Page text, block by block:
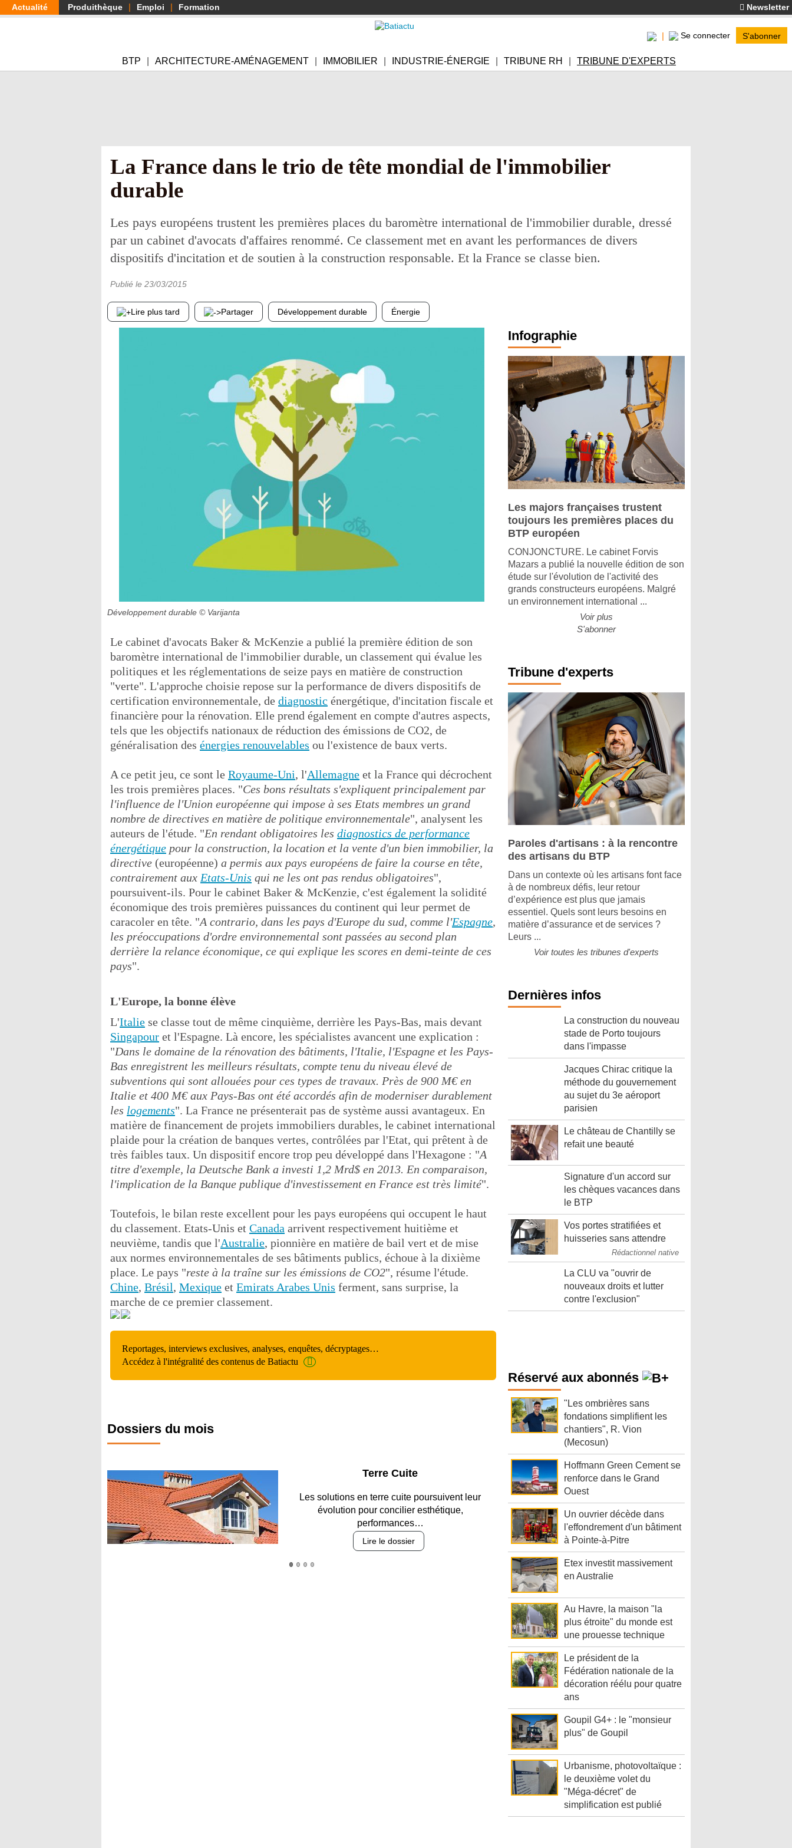
Aller
au
Actualité Produithèque Emploi Formation Newsletter
Se connecter S'abonner
BTP ARCHITECTURE-AMÉNAGEMENT IMMOBILIER INDUSTRIE-ÉNERGIE TRIBUNE RH TRIBUNE D'EXPERTS
La France dans le trio de tête mondial de l'immobilier
durable
Les pays européens trustent les premières places du baromètre international de l'immobilier durable, dressé
par un cabinet d'avocats d'affaires renommé. Ce classement met en avant les performances de divers
dispositifs d'incitation et de soutien à la construction responsable. Et la France se classe bien.
Publié le 23/03/2015
Lire plus tard Partager Développement durable Énergie
Développement durable © Varijanta
Le cabinet d'avocats Baker & McKenzie a publié la première édition de son
baromètre international de l'immobilier durable, un classement qui évalue les
politiques et les réglementations de seize pays en matière de construction
"verte". L'approche choisie repose sur la performance de divers dispositifs de
certification environnementale, de diagnostic énergétique, d'incitation fiscale et
financière pour la rénovation. Elle prend également en compte d'autres aspects,
tels que les objectifs nationaux de réduction des émissions de CO2, de
généralisation des énergies renouvelables ou l'existence de baux verts.
A ce petit jeu, ce sont le Royaume-Uni, l'Allemagne et la France qui décrochent
les trois premières places. "Ces bons résultats s'expliquent principalement par
l'influence de l'Union européenne qui impose à ses Etats membres un grand
nombre de directives en matière de politique environnementale", analysent les
auteurs de l'étude. "En rendant obligatoires les diagnostics de performance
énergétique pour la construction, la location et la vente d'un bien immobilier, la
directive (européenne) a permis aux pays européens de faire la course en tête,
contrairement aux Etats-Unis qui ne les ont pas rendus obligatoires",
poursuivent-ils. Pour le cabinet Baker & McKenzie, c'est également la solidité
économique des trois premières puissances du continent qui leur permet de
caracoler en tête. "A contrario, dans les pays d'Europe du sud, comme l'Espagne,
les préoccupations d'ordre environnemental sont passées au second plan
derrière la relance économique, ce qui explique les scores en demi-teinte de ces
pays".
L'Europe, la bonne élève
L'Italie se classe tout de même cinquième, derrière les Pays-Bas, mais devant
Singapour et l'Espagne. Là encore, les spécialistes avancent une explication :
"Dans le domaine de la rénovation des bâtiments, l'Italie, l'Espagne et les Pays-
Bas enregistrent les meilleurs résultats, compte tenu du niveau élevé de
subventions qui sont allouées pour ces types de travaux. Près de 900 M€ en
Italie et 400 M€ aux Pays-Bas ont été accordés afin de moderniser durablement
les logements". La France ne présenterait pas de système aussi avantageux. En
matière de financement de projets immobiliers durables, le cabinet international
plaide pour la création de banques vertes, contrôlées par l'Etat, qui prêtent à de
très faibles taux. Un dispositif encore trop peu développé dans l'Hexagone : "A
titre d'exemple, la Deutsche Bank a investi 1,2 Mrd$ en 2013. En comparaison,
l'implication de la Banque publique d'investissement en France est très limité".
Toutefois, le bilan reste excellent pour les pays européens qui occupent le haut
du classement. Etats-Unis et Canada arrivent respectivement huitième et
neuvième, tandis que l'Australie, pionnière en matière de bail vert et de mise
aux normes environnementales de ses bâtiments publics, échoue à la dixième
place. Le pays "reste à la traîne sur les émissions de CO2", résume l'étude.
Chine, Brésil, Mexique et Emirats Arabes Unis ferment, sans surprise, la
marche de ce premier classement.
Reportages, interviews exclusives, analyses, enquêtes, décryptages…
Accédez à l'intégralité des contenus de Batiactu
Dossiers du mois
Parking et garages
Entre circulation, sécurisation des accès, durabilité
des revêtements et intégration…
Lire le dossier
Infographie
Les majors françaises trustent
toujours les premières places du
BTP européen
CONJONCTURE. Le cabinet Forvis
Mazars a publié la nouvelle édition de son
étude sur l'évolution de l'activité des
grands constructeurs européens. Malgré
un environnement international ...
Voir plus
S'abonner
Tribune d'experts
Paroles d'artisans : à la rencontre
des artisans du BTP
Dans un contexte où les artisans font face
à de nombreux défis, leur retour
d’expérience est plus que jamais
essentiel. Quels sont leurs besoins en
matière d’assurance et de services ?
Leurs ...
Voir toutes les tribunes d'experts
Dernières infos
La construction du nouveau
stade de Porto toujours
dans l'impasse
Jacques Chirac critique la
méthode du gouvernement
au sujet du 3e aéroport
parisien
Le château de Chantilly se
refait une beauté
Signature d'un accord sur
les chèques vacances dans
le BTP
Vos portes stratifiées et
huisseries sans attendre
Rédactionnel native
La CLU va "ouvrir de
nouveaux droits et lutter
contre l'exclusion"
Réservé aux abonnés
"Les ombrières sans
fondations simplifient les
chantiers", R. Vion
(Mecosun)
Hoffmann Green Cement se
renforce dans le Grand
Ouest
Un ouvrier décède dans
l'effondrement d'un bâtiment
à Pointe-à-Pitre
Etex investit massivement
en Australie
Au Havre, la maison "la
plus étroite" du monde est
une prouesse technique
Le président de la
Fédération nationale de la
décoration réélu pour quatre
ans
Goupil G4+ : le "monsieur
plus" de Goupil
Urbanisme, photovoltaïque :
le deuxième volet du
"Méga-décret" de
simplification est publié